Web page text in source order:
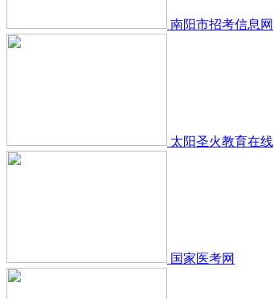
南阳市招考信息网
太阳圣火教育在线
国家医考网